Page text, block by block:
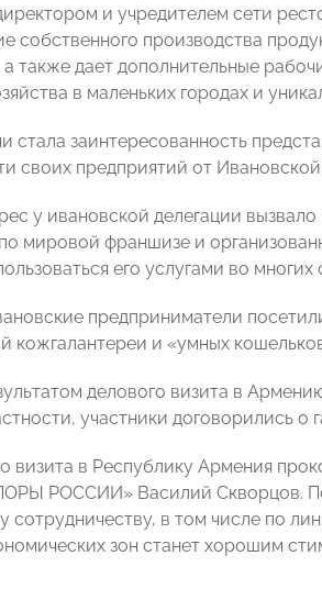
и учредителем сети
собственного производства
а также дает дополнительные
в маленьких городах и
стала заинтересованность
своих предприятий от
у ивановской делегации
мировой франшизе и
его услугами во многих
предприниматели
кожгалантереи и «умных
делового визита в
участники договорились
визита в Республику Армения
РОССИИ» Василий Скворцов.
сотрудничеству, в том числе по
зон станет хорошим